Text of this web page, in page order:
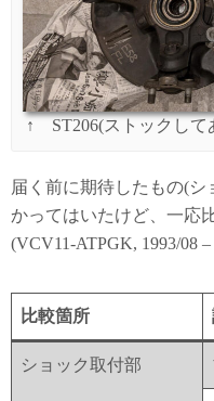
↑ ST206(ストックし
届く前に期待したもの(シ
かってはいたけど、一応
(VCV11-ATPGK, 1993/08
比較箇所
ショック取付部